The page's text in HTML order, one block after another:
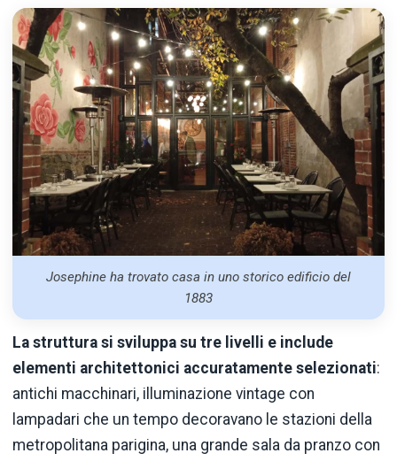
Josephine ha trovato casa in uno storico edificio del
1883
La struttura si sviluppa su tre livelli e include
elementi architettonici accuratamente selezionati:
antichi macchinari, illuminazione vintage con
lampadari che un tempo decoravano le stazioni della
metropolitana parigina, una grande sala da pranzo con